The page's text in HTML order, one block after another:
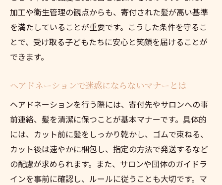
ヘアドネーション後の髪型事例とアレンジ
術
ダメな髪の特徴と寄付可能な条件まとめ
寄付可能な髪の見分け方とチェックポイン
ト
ヘアドネーションの条件に合う髪作りのコ
ツ
髪の状態別に見る寄付できるラインとは
加工や衛生管理の観点からも、寄付された髪が高い基準
を満たしていることが重要です。こうした条件を守るこ
とで、受け取る子どもたちに安心と笑顔を届けることが
できます。
ヘアドネーションで迷惑にならないマナーとは
ヘアドネーションを行う際には、寄付先やサロンへの事
前連絡、髪を清潔に保つことが基本マナーです。具体的
には、カット前に髪をしっかり乾かし、ゴムで束ねる、
カット後は速やかに梱包し、指定の方法で発送するなど
の配慮が求められます。また、サロンや団体のガイドラ
インを事前に確認し、ルールに従うことも大切です。マ